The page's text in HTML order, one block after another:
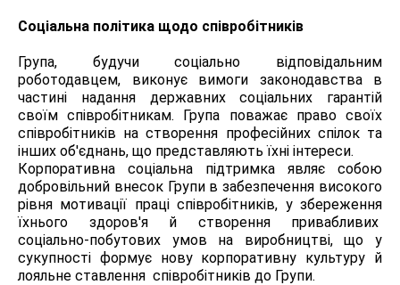
Соціальна політика щодо співробітників
Група, будучи соціально відповідальним
роботодавцем, виконує вимоги законодавства в
частині надання державних соціальних гарантій
своїм співробітникам. Група поважає право своїх
співробітників на створення професійних спілок та
інших об'єднань, що представляють їхні інтереси.
Корпоративна соціальна підтримка являє собою
добровільний внесок Групи в забезпечення високого
рівня мотивації праці співробітників, у збереження
їхнього здоров'я й створення привабливих
соціально-побутових умов на виробництві, що у
сукупності формує нову корпоративну культуру й
лояльне ставлення співробітників до Групи.